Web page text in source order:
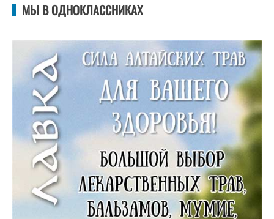
МЫ В ОДНОКЛАССНИКАХ